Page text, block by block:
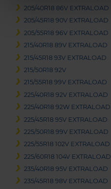
205/40R18 86V EXTRALOAD
205/45R18 90V EXTRALOAD
205/55R18 96V EXTRALOAD
215/40R18 89V EXTRALOAD
215/45R18 93V EXTRALOAD
215/50R18 92V
215/55R18 99V EXTRALOAD
225/40R18 92V EXTRALOAD
225/40R18 92W EXTRALOAD
225/45R18 95V EXTRALOAD
225/50R18 99V EXTRALOAD
225/55R18 102V EXTRALOAD
225/60R18 104V EXTRALOAD
235/40R18 95V EXTRALOAD
235/45R18 98V EXTRALOAD